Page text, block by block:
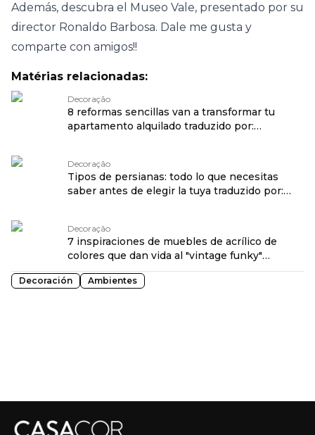
Además, descubra el Museo Vale, presentado por su
director Ronaldo Barbosa. Dale me gusta y
comparte con amigos!!
Matérias relacionadas:
Decoração
8 reformas sencillas van a transformar tu
apartamento alquilado traduzido por:
Decoração
Tipos de persianas: todo lo que necesitas
saber antes de elegir la tuya traduzido por:
Decoração
7 inspiraciones de muebles de acrílico de
colores que dan vida al "vintage funky"
traduzido por: OPENROUTER
Decoración Ambientes